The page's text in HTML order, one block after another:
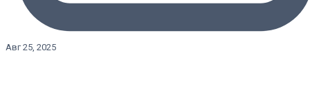
Авг 25, 2025